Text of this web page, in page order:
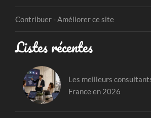
Contribuer - Améliorer ce site
Listes récentes
Les meilleurs
France en 2026